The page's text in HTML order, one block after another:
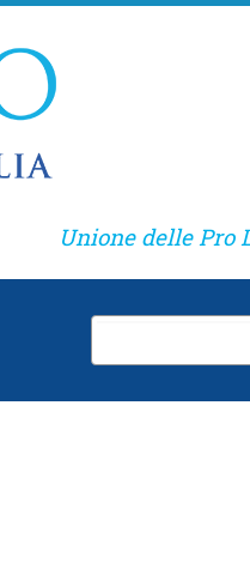
Unione delle Pro